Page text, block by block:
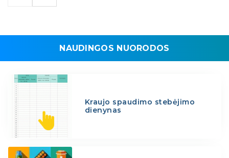
NAUDINGOS NUORODOS
Kraujo spaudimo stebėjimo
dienynas